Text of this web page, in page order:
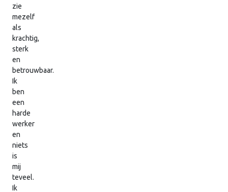
zie
mezelf
als
krachtig,
sterk
en
betrouwbaar.
Ik
ben
een
harde
werker
en
niets
is
mij
teveel.
Ik